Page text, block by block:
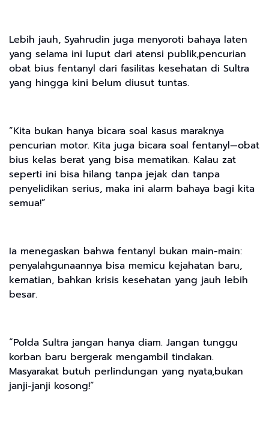
Lebih jauh, Syahrudin juga menyoroti bahaya laten
yang selama ini luput dari atensi publik,pencurian
obat bius fentanyl dari fasilitas kesehatan di Sultra
yang hingga kini belum diusut tuntas.
“Kita bukan hanya bicara soal kasus maraknya
pencurian motor. Kita juga bicara soal fentanyl—obat
bius kelas berat yang bisa mematikan. Kalau zat
seperti ini bisa hilang tanpa jejak dan tanpa
penyelidikan serius, maka ini alarm bahaya bagi kita
semua!”
Ia menegaskan bahwa fentanyl bukan main-main:
penyalahgunaannya bisa memicu kejahatan baru,
kematian, bahkan krisis kesehatan yang jauh lebih
besar.
“Polda Sultra jangan hanya diam. Jangan tunggu
korban baru bergerak mengambil tindakan.
Masyarakat butuh perlindungan yang nyata,bukan
janji-janji kosong!”